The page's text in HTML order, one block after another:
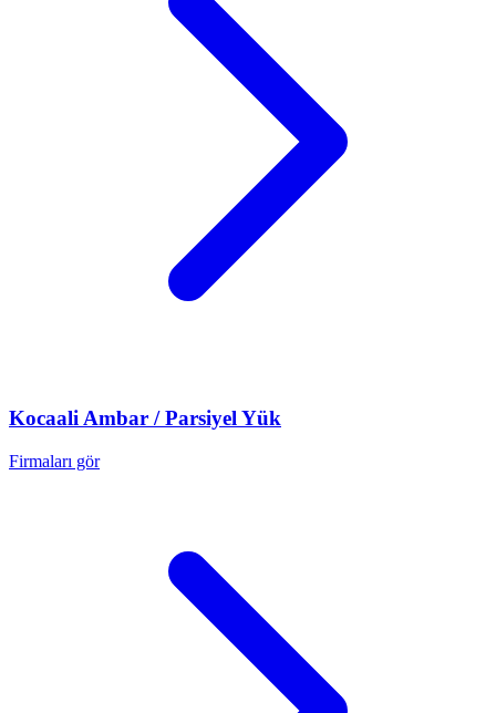
Kocaali Ambar / Parsiyel Yük
Firmaları gör